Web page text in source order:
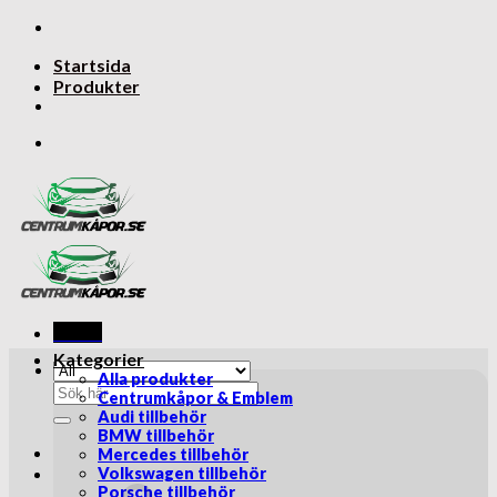
Skip
contentStartsida
Produkter
Sök
efter:
Kategorier
Alla produkter
Centrumkåpor & Emblem
Audi tillbehör
BMW tillbehör
Mercedes tillbehör
Volkswagen tillbehör
Porsche tillbehör